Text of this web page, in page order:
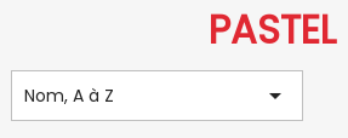
PASTEL
Nom, A à Z 